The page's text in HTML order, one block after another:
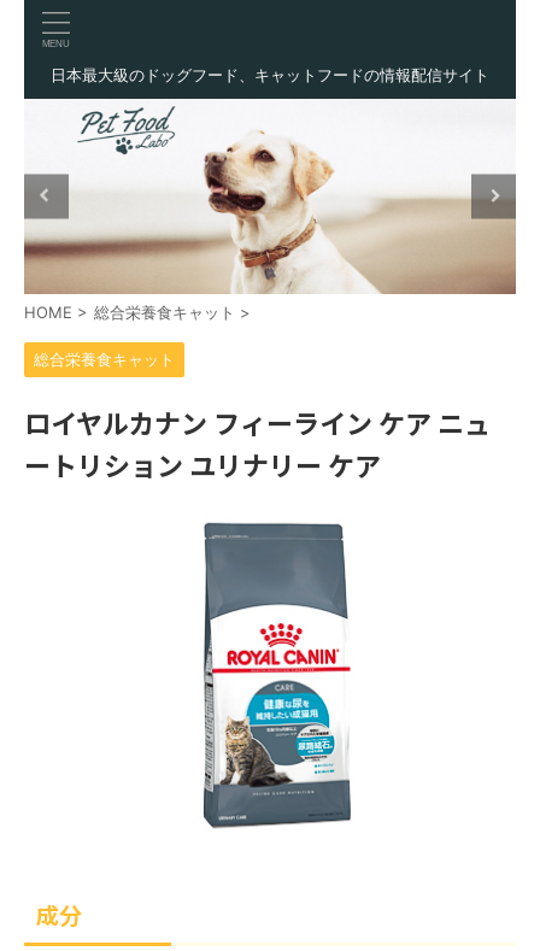
日本最大級のドッグフード、キャットフードの情報配信サイト
HOME > 総合栄養食キャット >
総合栄養食キャット
ロイヤルカナン フィーライン ケア ニュ
ートリション ユリナリー ケア
成分